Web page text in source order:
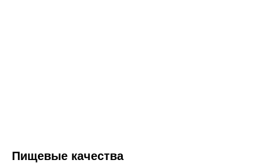
Пищевые качества